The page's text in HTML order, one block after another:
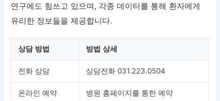
연구에도 힘쓰고 있으며, 각종 데이터를 통해 환자에게
유리한 정보들을 제공합니다.
상담 방법 방법 상세
전화 상담 상담전화 031.223.0504
온라인 예약 병원 홈페이지를 통한 예약